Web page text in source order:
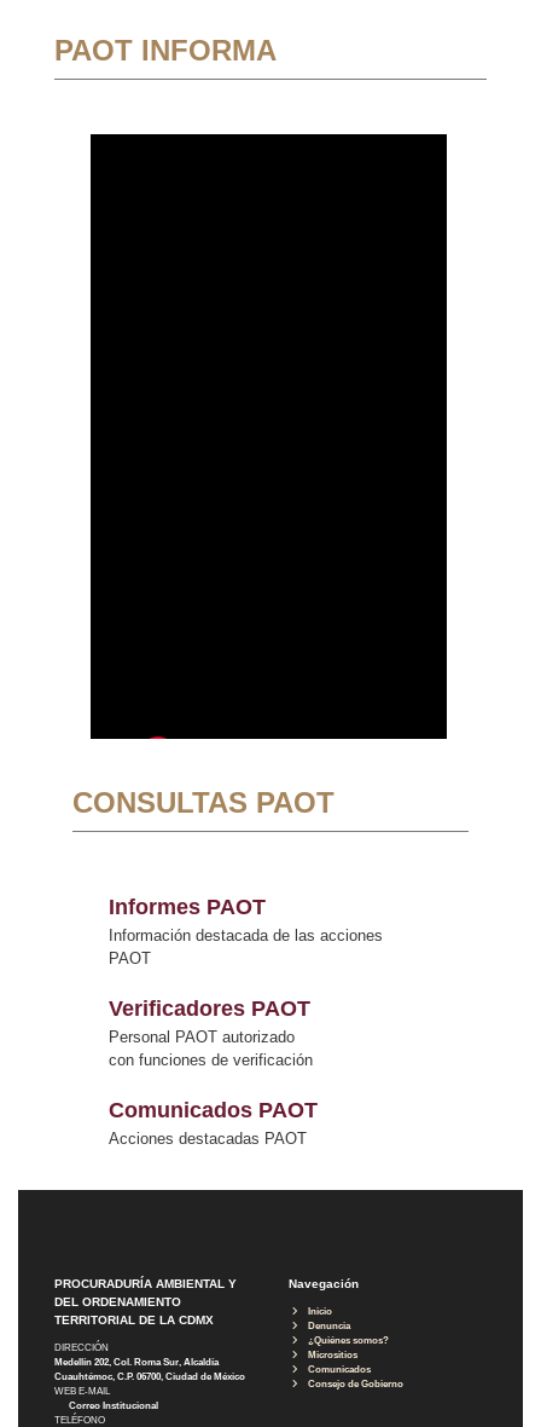
PAOT INFORMA
CONSULTAS PAOT
Informes PAOT
Información destacada de las acciones
PAOT
Verificadores PAOT
Personal PAOT autorizado
con funciones de verificación
Comunicados PAOT
Acciones destacadas PAOT
PROCURADURÍA AMBIENTAL Y
DEL ORDENAMIENTO
TERRITORIAL DE LA CDMX
DIRECCIÓN
Medellín 202, Col. Roma Sur, Alcaldía
Cuauhtémoc, C.P. 06700, Ciudad de México
WEB E-MAIL
Correo Institucional
TELÉFONO
Navegación
Inicio
Denuncia
¿Quiénes somos?
Micrositios
Comunicados
Consejo de Gobierno